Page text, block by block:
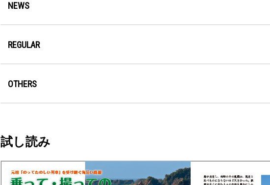
NEWS
REGULAR
OTHERS
試し読み